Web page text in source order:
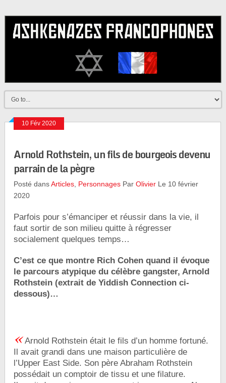
10 Fév 2020
Arnold Rothstein, un fils de bourgeois devenu
parrain de la pègre
Posté dansArticles, Personnages ParOlivier Le 10 février
2020
Parfois pour s’émanciper et réussir dans la vie, il
faut sortir de son milieu quitte à régresser
socialement quelques temps…
C’est ce que montre Rich Cohen quand il évoque
le parcours atypique du célèbre gangster, Arnold
Rothstein (extrait de Yiddish Connection ci-
dessous)…
« Arnold Rothstein était le fils d’un homme fortuné.
Il avait grandi dans une maison particulière de
l’Upper East Side. Son père Abraham Rothstein
possédait un comptoir de tissu et une filature.